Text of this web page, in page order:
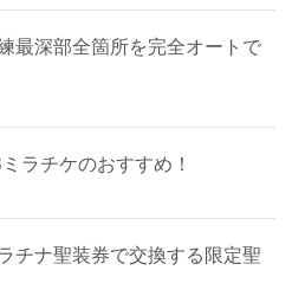
最深部全箇所を完全オートで
ラチケのおすすめ！
チナ聖装券で交換する限定聖